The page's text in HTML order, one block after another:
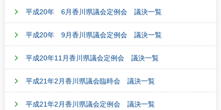
平成20年 6月香川県議会定例会 議決一覧
平成20年 9月香川県議会定例会 議決一覧
平成20年11月香川県議会定例会 議決一覧
平成21年2月香川県議会臨時会 議決一覧
平成21年2月香川県議会定例会 議決一覧